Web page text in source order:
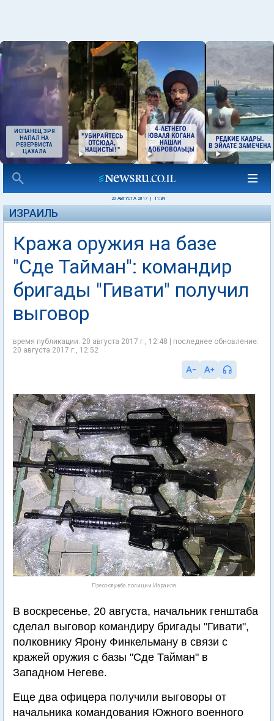
ИСПАНЕЦ ЗРЯ
НАПАЛ НА
РЕЗЕРВИСТА
ЦАХАЛА
20 АВГУСТА 2017 11:34
ИЗРАИЛЬ
Кража оружия на базе
"Сде Тайман": командир
бригады "Гивати" получил
выговор
время публикации: 20 августа 2017 г., 12:48 | последнее обновление:
20 августа 2017 г., 12:52
Пресс-служба полиции Израиля
В воскресенье, 20 августа, начальник генштаба
сделал выговор командиру бригады "Гивати",
полковнику Ярону Финкельману в связи с
кражей оружия с базы "Сде Тайман" в
Западном Негеве.
Еще два офицера получили выговоры от
начальника командования Южного военного